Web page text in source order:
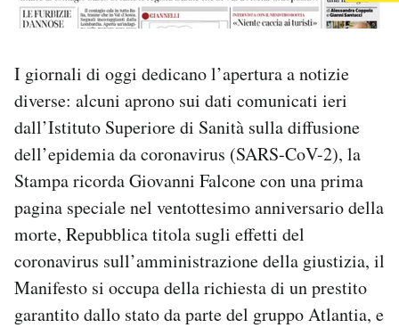
NEWSLETTER
I MIEI PREFERITI
SHOP
CALENDARIO
AREA PERSONALE
Area Personale
Newsletter
I giornali di oggi dedicano l’apertura a notizie
diverse: alcuni aprono sui dati comunicati ieri
dall’Istituto Superiore di Sanità sulla diffusione
dell’epidemia da coronavirus (SARS-CoV-2), la
Stampa ricorda Giovanni Falcone con una prima
pagina speciale nel ventottesimo anniversario della
morte, Repubblica titola sugli effetti del
coronavirus sull’amministrazione della giustizia, il
Manifesto si occupa della richiesta di un prestito
garantito dallo stato da parte del gruppo Atlantia, e